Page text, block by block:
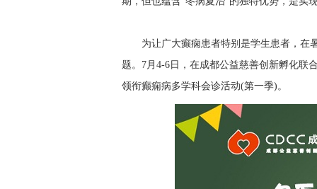
为让广大癫痫患者特别是学生患者，在
题。7月4-6日，在成都公益慈善创新孵化联
领衔癫痫病多学科会诊活动(第一季)。